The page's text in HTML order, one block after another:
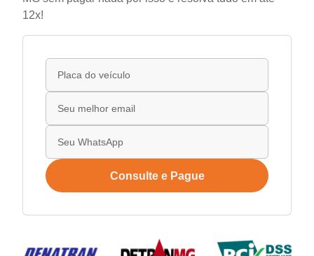
12x!
Consulte e Pague